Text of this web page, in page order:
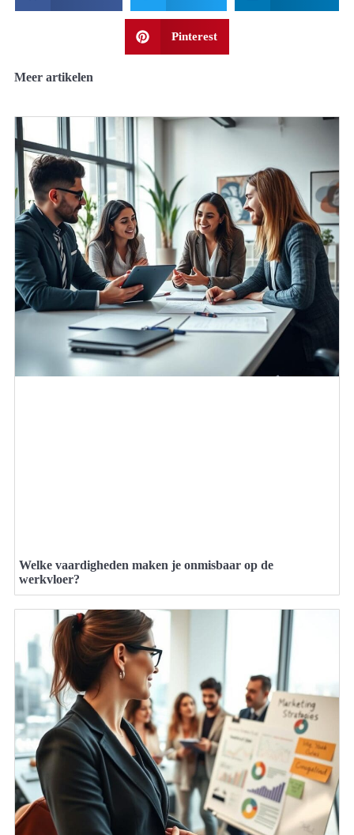
Pinterest
Meer artikelen
Welke vaardigheden maken je onmisbaar op de
werkvloer?